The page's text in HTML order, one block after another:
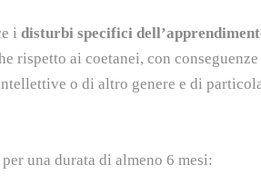
i disturbi specifici
ai coetanei, con
o di altro genere e di
una durata di almeno 6 mesi: